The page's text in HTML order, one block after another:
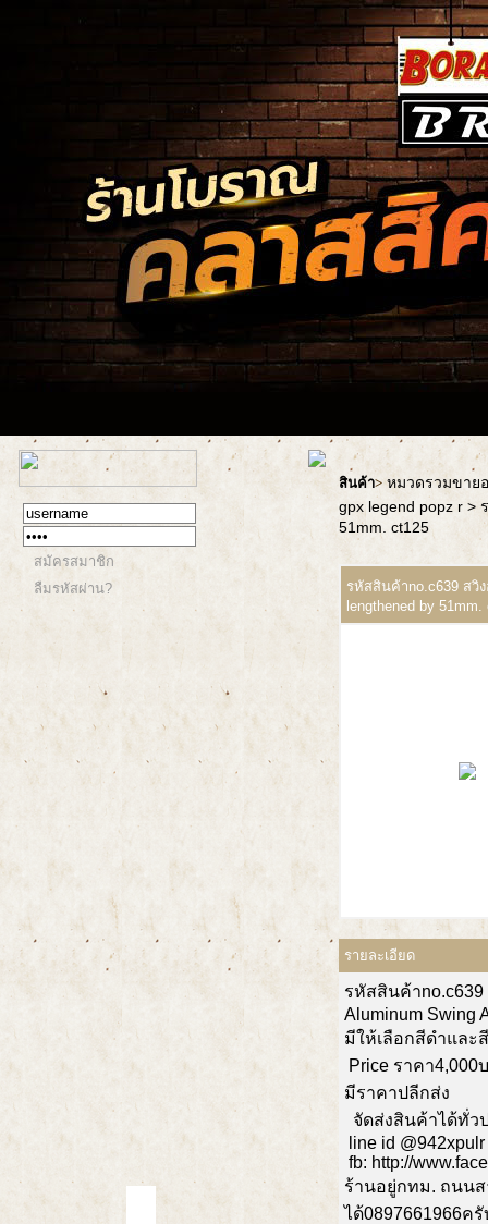
สมัครสมาชิก
ลืมรหัสผ่าน?
สินค้า> หมวดรวมขาย
gpx legend popz r >
51mm. ct125
รหัสสินค้าno.c639 สวิ
lengthened by 51mm.
รายละเอียด
รหัสสินค้าno.c639
Aluminum Swing
มีให้เลือกสีดำและ
Price ราคา4,000
มีราคาปลีกส่ง
จัดส่งสินค้าได้ทั่ว
line id @942xpulr
fb: http://
ร้านอยู่กทม. ถนน
ได้0897661966ครั